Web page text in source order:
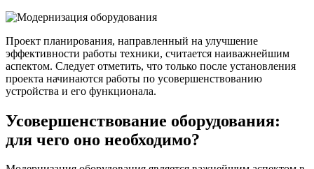
Проект планирования, направленный на улучшение
эффективности работы техники, считается наиважнейшим
аспектом. Следует отметить, что только после установления
проекта начинаются работы по усовершенствованию
устройства и его функционала.
Усовершенствование оборудования:
для чего оно необходимо?